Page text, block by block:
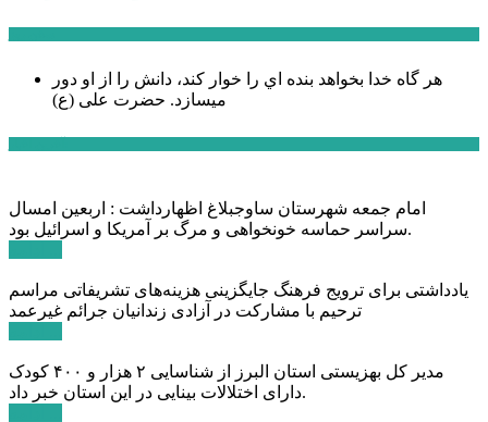
هر گاه خدا بخواهد بنده اي را خوار كند، دانش را از او دور
میسازد. حضرت علی (ع)
امام جمعه شهرستان ساوجبلاغ اظهارداشت : اربعین امسال
سراسر حماسه خونخواهی و مرگ بر آمریکا و اسرائیل بود.
یادداشتی برای ترویج فرهنگ جایگزینی هزینه‌های تشریفاتی مراسم
ترحیم با مشارکت در آزادی زندانیان جرائم غیرعمد
مدیر کل بهزیستی استان البرز از شناسایی ۲ هزار و ۴۰۰ کودک
دارای اختلالات بینایی در این استان خبر داد.